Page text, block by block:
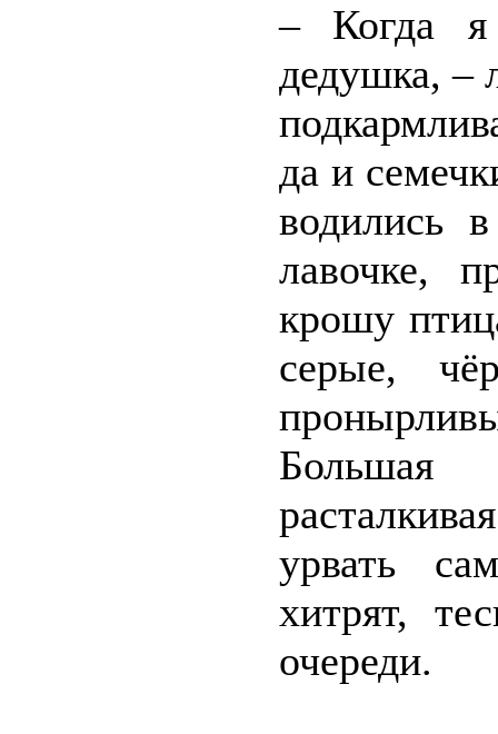
– Когда
дедушка, –
да и
водились
лавочке,
крошу
серые,
Большая
урвать
хитрят,
очереди.